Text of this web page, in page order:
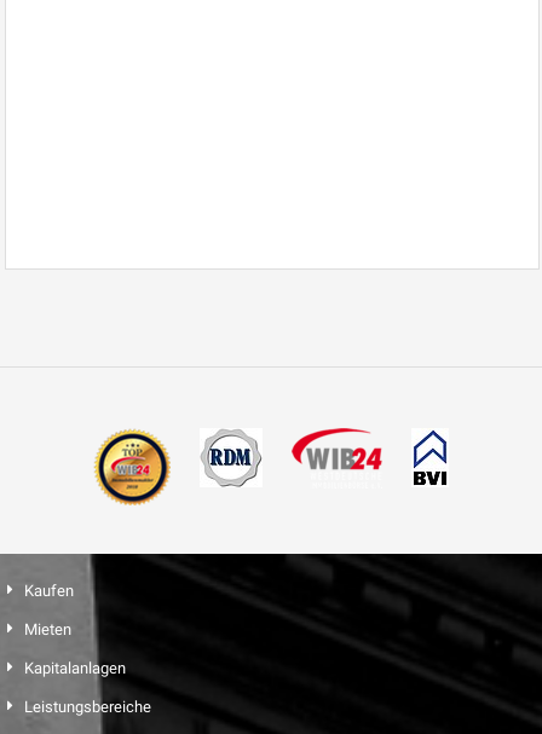
Kaufen
Mieten
Kapitalanlagen
Leistungsbereiche